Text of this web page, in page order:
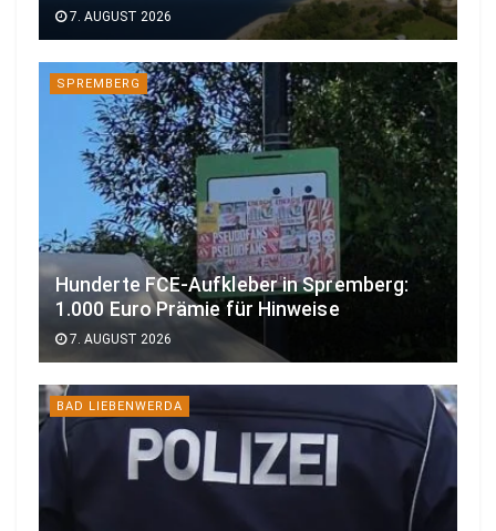
7. AUGUST 2026
SPREMBERG
Hunderte FCE-Aufkleber in Spremberg:
1.000 Euro Prämie für Hinweise
7. AUGUST 2026
BAD LIEBENWERDA